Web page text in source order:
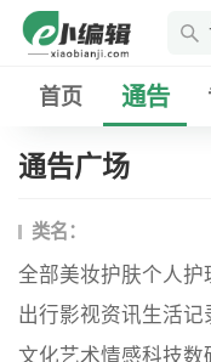
首页 通告
通告广场
类名：
全部美妆护肤个人护
出行影视资讯生活记
文化艺术情感科技数